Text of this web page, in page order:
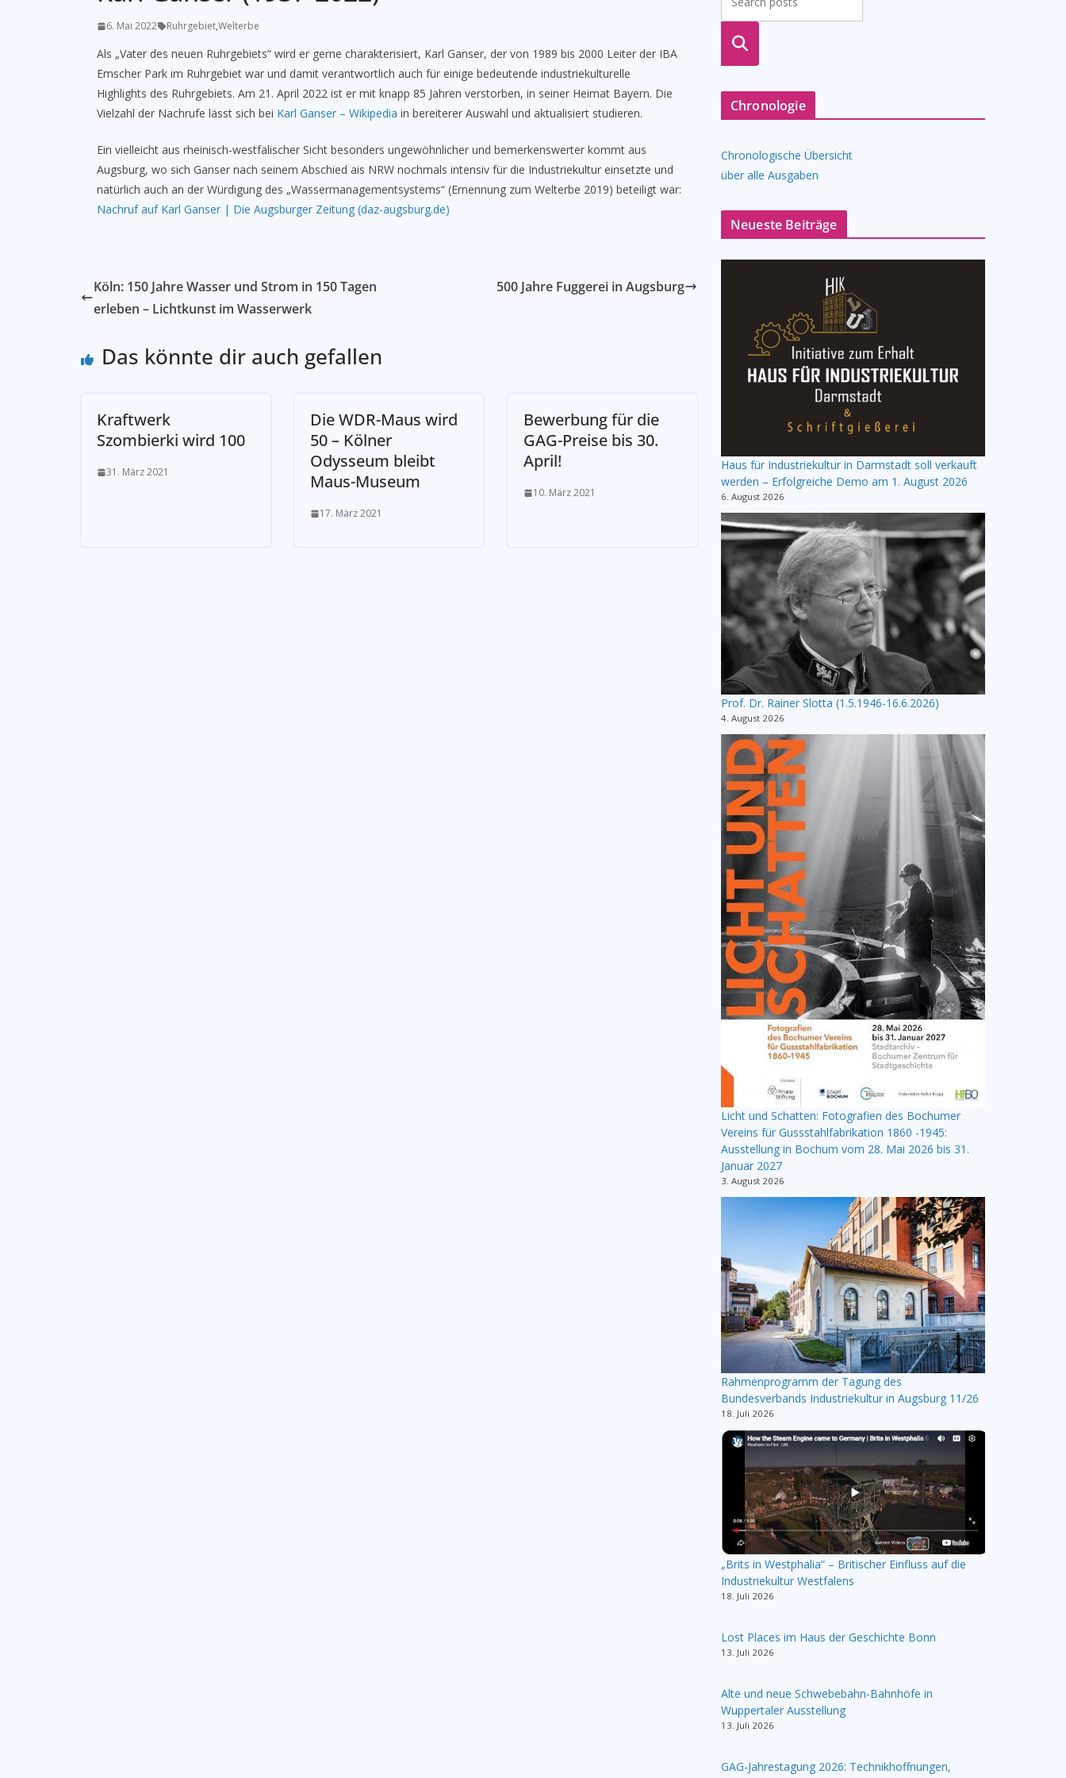
6. Mai 2022 Ruhrgebiet,Welterbe
Als „Vater des neuen Ruhrgebiets“ wird er gerne charakterisiert, Karl Ganser, der von 1989 bis 2000 Leiter der IBA
Emscher Park im Ruhrgebiet war und damit verantwortlich auch für einige bedeutende industriekulturelle
Highlights des Ruhrgebiets. Am 21. April 2022 ist er mit knapp 85 Jahren verstorben, in seiner Heimat Bayern. Die
Vielzahl der Nachrufe lässt sich bei Karl Ganser – Wikipedia in bereiterer Auswahl und aktualisiert studieren.
Ein vielleicht aus rheinisch-westfälischer Sicht besonders ungewöhnlicher und bemerkenswerter kommt aus
Augsburg, wo sich Ganser nach seinem Abschied ais NRW nochmals intensiv für die Industriekultur einsetzte und
natürlich auch an der Würdigung des „Wassermanagementsystems“ (Ernennung zum Welterbe 2019) beteiligt war:
Nachruf auf Karl Ganser | Die Augsburger Zeitung (daz-augsburg.de)
Köln: 150 Jahre Wasser und Strom in 150 Tagen
erleben – Lichtkunst im Wasserwerk
500 Jahre Fuggerei in Augsburg
Das könnte dir auch gefallen
Kraftwerk
Szombierki wird 100
31. März 2021
Die WDR-Maus wird
50 – Kölner
Odysseum bleibt
Maus-Museum
17. März 2021
Bewerbung für die
GAG-Preise bis 30.
April!
10. März 2021
suche
Chronologie
Chronologische Übersicht
über alle Ausgaben
Neueste Beiträge
Haus für Industriekultur in Darmstadt soll verkauft
werden – Erfolgreiche Demo am 1. August 2026
6. August 2026
Prof. Dr. Rainer Slotta (1.5.1946-16.6.2026)
4. August 2026
Licht und Schatten: Fotografien des Bochumer
Vereins für Gussstahlfabrikation 1860 -1945:
Ausstellung in Bochum vom 28. Mai 2026 bis 31.
Januar 2027
3. August 2026
Rahmenprogramm der Tagung des
Bundesverbands Industriekultur in Augsburg 11/26
18. Juli 2026
„Brits in Westphalia“ – Britischer Einfluss auf die
Industriekultur Westfalens
18. Juli 2026
Lost Places im Haus der Geschichte Bonn
13. Juli 2026
Alte und neue Schwebebahn-Bahnhöfe in
Wuppertaler Ausstellung
13. Juli 2026
GAG-Jahrestagung 2026: Technikhoffnungen,